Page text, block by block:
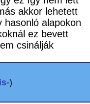
akkor lehetett
hasonló alapokon
ez bevett
csinálják
)